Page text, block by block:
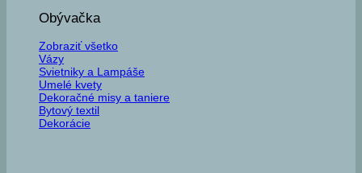
Obývačka
Zobraziť všetko
Vázy
Svietniky a Lampáše
Umelé kvety
Dekoračné misy a taniere
Bytový textil
Dekorácie